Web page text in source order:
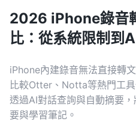
2026 iPhone錄音
比：從系統限制到
iPhone內建錄音無法直接轉
比較Otter、Notta等熱門工
透過AI對話查詢與自動摘要
要與學習筆記。